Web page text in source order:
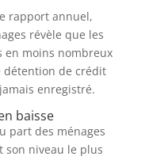
rapport annuel,
révèle que les
en moins nombreux
détention de crédit
enregistré.
baisse
part des ménages
son niveau le plus